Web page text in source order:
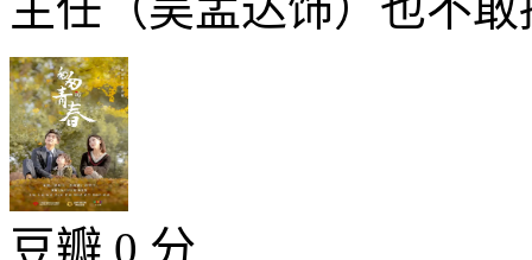
豆瓣 0 分